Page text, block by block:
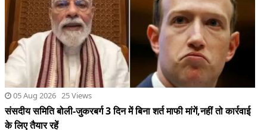
संसदीय समिति बोली-जुकरबर्ग 3 दिन में बिना शर्त माफी मांगें,नहीं तो कार्रवाई
के लिए तैयार रहें